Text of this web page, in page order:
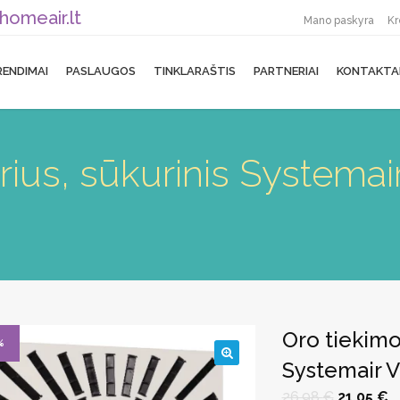
Mano paskyra
PASLAUGOS TINKLARAŠTIS PARTNERIAI
sūkurinis
Oro
Systemair
Original